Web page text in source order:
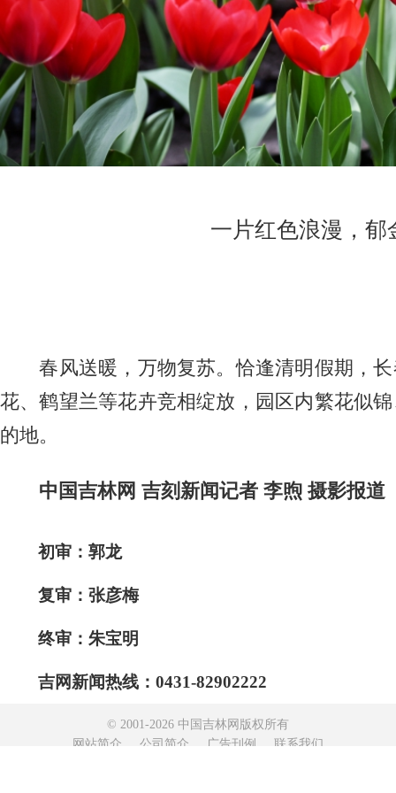
一片红色浪漫，郁
春风送暖，万物复苏。恰逢清明假期，长
花、鹤望兰等花卉竞相绽放，园区内繁花似
的地。
中国吉林网 吉刻新闻记者 李煦 摄影报道
初审：郭龙
复审：张彦梅
终审：朱宝明
吉网新闻热线：0431-82902222